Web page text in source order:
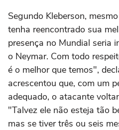
Segundo Kleberson,
tenha reencontrado sua
presença no Mundial seria
o Neymar. Com todo
é o melhor que temos",
acrescentou que, com um
adequado, o atacante
"Talvez ele não esteja tão
mas se tiver três ou seis